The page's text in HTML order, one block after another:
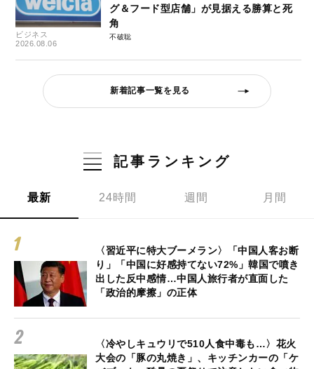
ビジネス
2026.08.06
グ＆フード型店舗」が見据える勝算と死
角
不破聡
新着記事一覧を見る
記事ランキング
最新 24時間 週間 月間
〈習近平に特大ブーメラン〉「中国人客お断
り」「中国に好感持てない72%」韓国で噴き
出した反中感情…中国人旅行者が直面した
「政治的摩擦」の正体
〈冷やしキュウリで510人食中毒も…〉花火
大会の「豚の丸焼き」、キッチンカーの「ケ